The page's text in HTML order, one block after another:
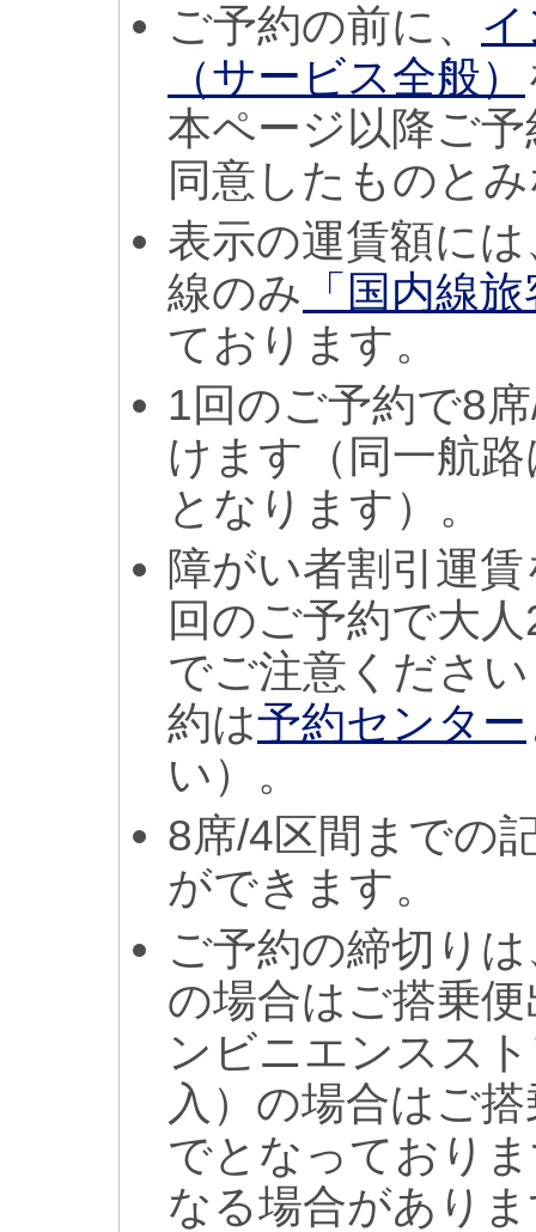
ご予約の前に、
（サービス全般）
本ページ以降ご
同意したものと
表示の運賃額に
線のみ 「国内線
ております。
1回のご予約で8
けます（同一航
となります）。
障がい者割引運
回のご予約で大
でご注意くださ
約は予約センター
い）。
8席/4区間までの
ができます。
ご予約の締切り
の場合はご搭乗
ンビニエンスス
入）の場合はご
でとなっており
なる場合があり